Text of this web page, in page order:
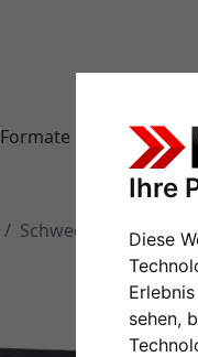
Ihre
Diese
sehen,
Formate
Schwedenleiste